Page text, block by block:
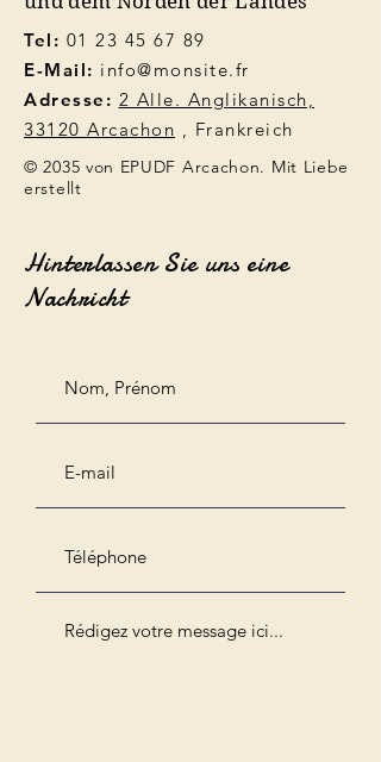
Tel: 01 23 45 67 89
E-Mail: info@monsite.fr
Adresse: 2 Alle. Anglikanisch,
33120 Arcachon , Frankreich
© 2035 von EPUDF Arcachon. Mit Liebe
erstellt
Hinterlassen Sie uns eine
Nachricht